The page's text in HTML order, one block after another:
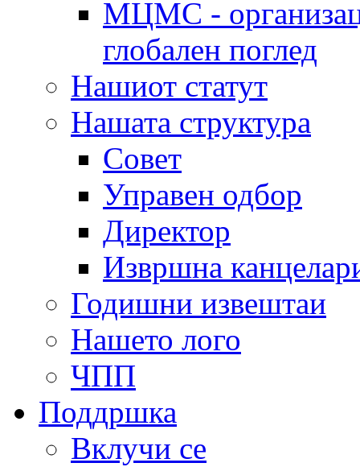
МЦМС -
глобален поглед
Нашиот статут
Нашата структура
Совет
Управен одбор
Директор
Извршна
Годишни извештаи
Нашето лого
ЧПП
Поддршка
Вклучи се